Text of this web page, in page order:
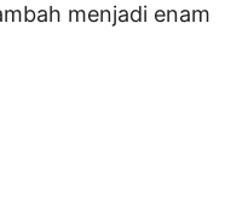
menjadi enam